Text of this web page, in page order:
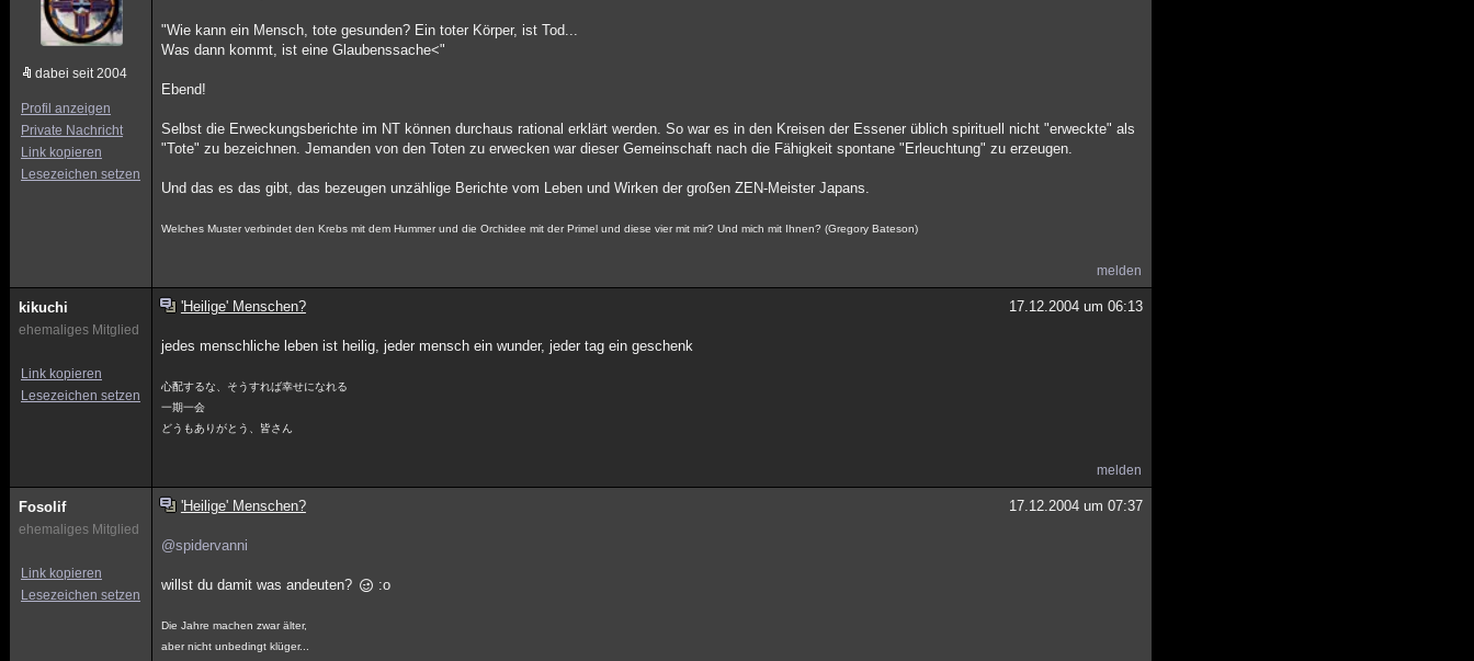
dabei seit 2004
Profil anzeigen
Private Nachricht
Link kopieren
Lesezeichen setzen
"Wie kann ein Mensch, tote gesunden? Ein toter Körper, ist Tod...
Was dann kommt, ist eine Glaubenssache<"
Ebend!
Selbst die Erweckungsberichte im NT können durchaus rational erklärt werden. So war es in den Kreisen der Essener üblich spirituell nicht "erweckte" als
"Tote" zu bezeichnen. Jemanden von den Toten zu erwecken war dieser Gemeinschaft nach die Fähigkeit spontane "Erleuchtung" zu erzeugen.
Und das es das gibt, das bezeugen unzählige Berichte vom Leben und Wirken der großen ZEN-Meister Japans.
Welches Muster verbindet den Krebs mit dem Hummer und die Orchidee mit der Primel und diese vier mit mir? Und mich mit Ihnen? (Gregory Bateson)
melden
kikuchi
ehemaliges Mitglied
Link kopieren
Lesezeichen setzen
'Heilige' Menschen? 17.12.2004 um 06:13
jedes menschliche leben ist heilig, jeder mensch ein wunder, jeder tag ein geschenk
心配するな、そうすれば幸せになれる
一期一会
どうもありがとう、皆さん
melden
Fosolif
ehemaliges Mitglied
Link kopieren
Lesezeichen setzen
'Heilige' Menschen? 17.12.2004 um 07:37
@spidervanni
willst du damit was andeuten? :o
Die Jahre machen zwar älter,
aber nicht unbedingt klüger...